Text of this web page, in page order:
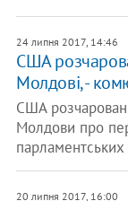
24 липня 2017, 14:46
США
Молдові, -
США
Молдови про
20 липня 2017, 16:00